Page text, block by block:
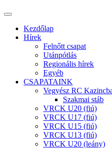
Kezdőlap
Hírek
Felnőtt csapat
Utánpótlás
Regionális hírek
Egyéb
CSAPATAINK
Vegyész RC
Szakmai stáb
VRCK U20 (fiú)
VRCK U17 (fiú)
VRCK U15 (fiú)
VRCK U13 (fiú)
VRCK U20 (leány)